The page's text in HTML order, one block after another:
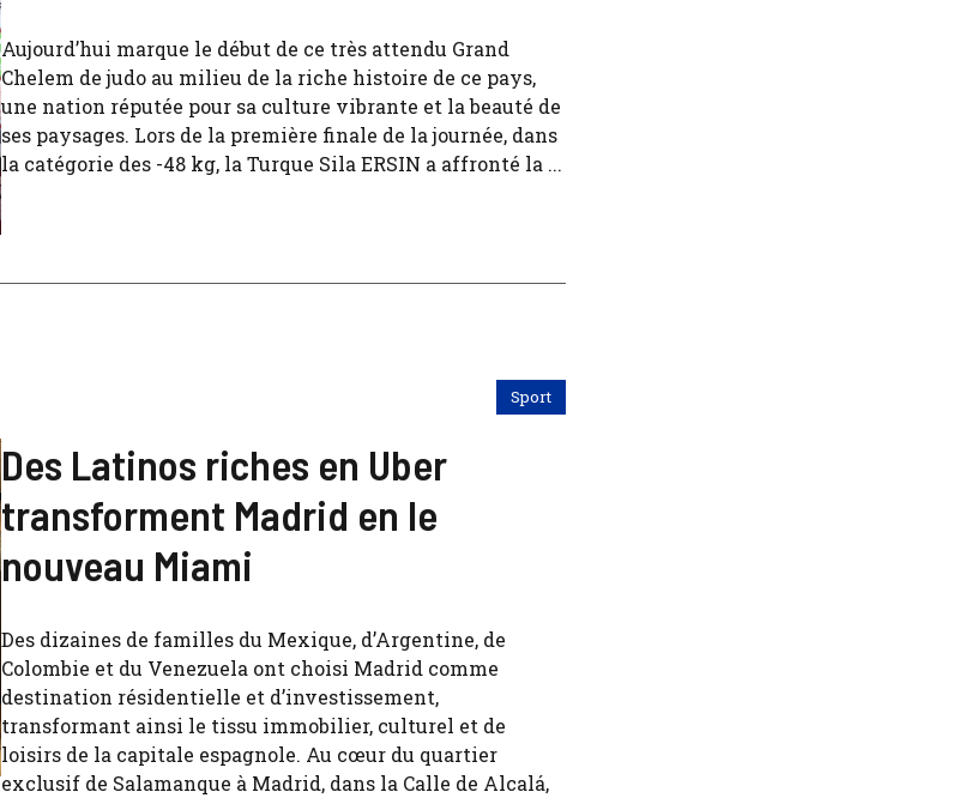
Aujourd’hui marque le début de ce très attendu Grand
Chelem de judo au milieu de la riche histoire de ce pays,
une nation réputée pour sa culture vibrante et la beauté de
ses paysages. Lors de la première finale de la journée, dans
la catégorie des -48 kg, la Turque Sila ERSIN a affronté la ...
Sport
Des Latinos riches en Uber
transforment Madrid en le
nouveau Miami
Des dizaines de familles du Mexique, d’Argentine, de
Colombie et du Venezuela ont choisi Madrid comme
destination résidentielle et d’investissement,
transformant ainsi le tissu immobilier, culturel et de
loisirs de la capitale espagnole. Au cœur du quartier
exclusif de Salamanque à Madrid, dans la Calle de Alcalá,